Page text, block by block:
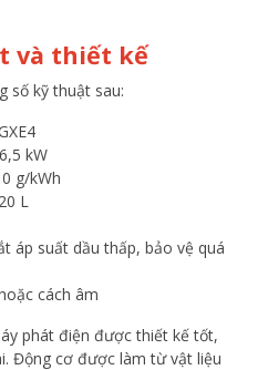
và thiết kế
số kỹ thuật sau:
kW
g/kWh
L
áp suất dầu thấp, bảo vệ quá
cách âm
phát điện được thiết kế tốt,
Động cơ được làm từ vật liệu